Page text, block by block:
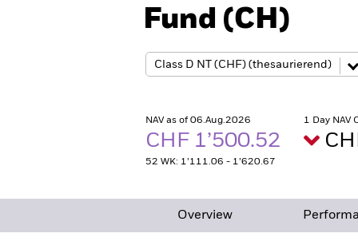
Fund (CH)
NAV as of 06.Aug.2026
CHF 1’500.52
52 WK: 1’111.06 - 1’620.67
1 Day NAV
Overview